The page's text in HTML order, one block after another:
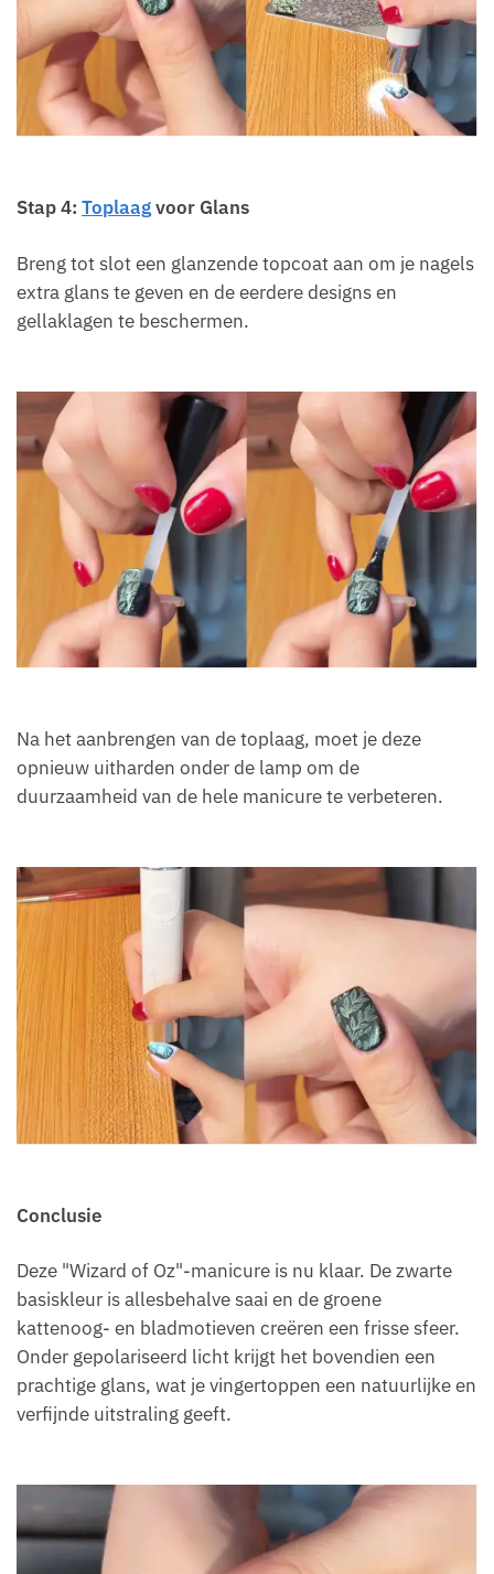
Stap 4: Toplaagvoor Glans
Breng tot slot een glanzende topcoat aan om je nagels
extra glans te geven en de eerdere designs en
gellaklagen te beschermen.
Na het aanbrengen van de toplaag, moet je deze
opnieuw uitharden onder de lamp om de
duurzaamheid van de hele manicure te verbeteren.
Conclusie
Deze "Wizard of Oz"-manicure is nu klaar. De zwarte
basiskleur is allesbehalve saai en de groene
kattenoog- en bladmotieven creëren een frisse sfeer.
Onder gepolariseerd licht krijgt het bovendien een
prachtige glans, wat je vingertoppen een natuurlijke en
verfijnde uitstraling geeft.